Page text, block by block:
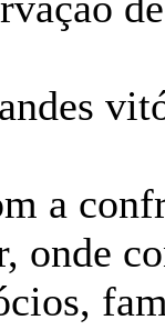
a
onde